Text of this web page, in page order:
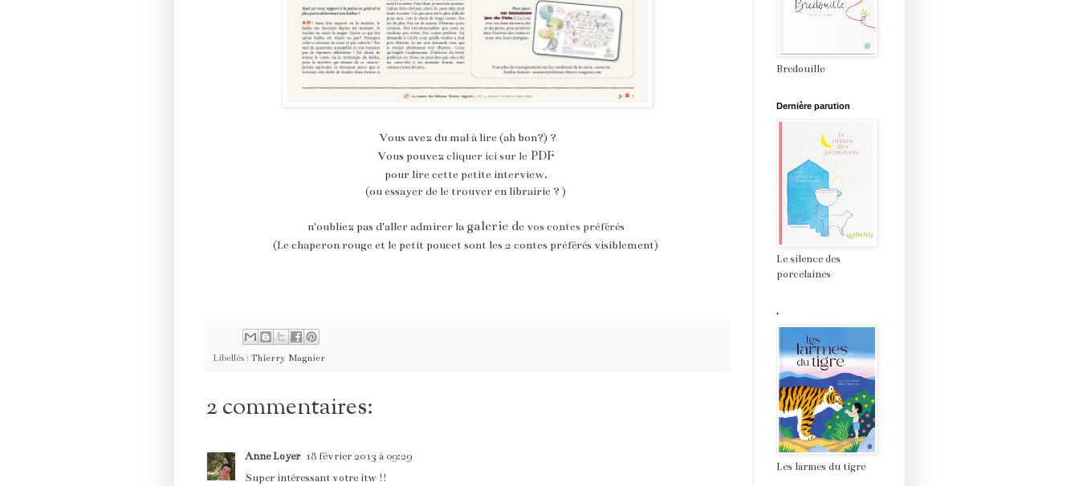
Vous avez du mal à lire (ah bon?) ?
Vous pouvezcliquer ici sur le PDF
pour lire cette petite interview.
(ou essayer de le trouver en librairie ? )
n'oubliez pas d'aller admirer lagalerie de vos contes préférés
(Le chaperon rouge et le petit poucet sont les 2 contes préférés visiblement)
Libellés : Thierry Magnier
2 commentaires:
Anne Loyer 18 février 2013 à 09:29
Super intéressant votre itw !!
Bredouille
Dernière parution
Le silence des
porcelaines
.
Les larmes du tigre